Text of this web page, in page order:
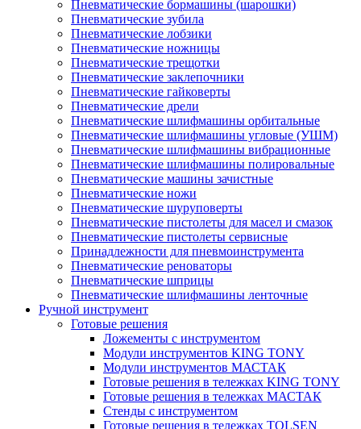
Пневматические бормашины (шарошки)
Пневматические зубила
Пневматические лобзики
Пневматические ножницы
Пневматические трещотки
Пневматические заклепочники
Пневматические гайковерты
Пневматические дрели
Пневматические шлифмашины орбитальные
Пневматические шлифмашины угловые (УШМ)
Пневматические шлифмашины вибрационные
Пневматические шлифмашины полировальные
Пневматические машины зачистные
Пневматические ножи
Пневматические шуруповерты
Пневматические пистолеты для масел и смазок
Пневматические пистолеты сервисные
Принадлежности для пневмоинструмента
Пневматические реноваторы
Пневматические шприцы
Пневматические шлифмашины ленточные
Ручной инструмент
Готовые решения
Ложементы с инструментом
Модули инструментов KING TONY
Модули инструментов МАСТАК
Готовые решения в тележках KING TONY
Готовые решения в тележках МАСТАК
Стенды с инструментом
Готовые решения в тележках TOLSEN